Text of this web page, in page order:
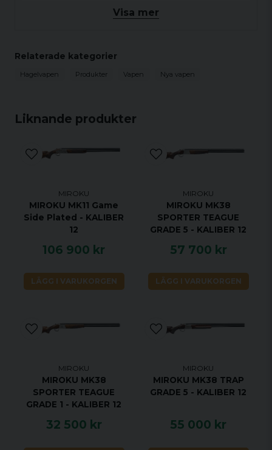
Liknande produkter
MIROKU
MIROKU MK11 Game
Side Plated - KALIBER
12
106 900 kr
LÄGG I VARUKORGEN
MIROKU
MIROKU MK38
SPORTER TEAGUE
GRADE 5 - KALIBER 12
57 700 kr
LÄGG I VARUKORGEN
MIROKU
MIROKU MK38
SPORTER TEAGUE
GRADE 1 - KALIBER 12
32 500 kr
MIROKU
MIROKU MK38 TRAP
GRADE 5 - KALIBER 12
55 000 kr
(Cyl)
Pip finish Blånad glansig finish
Action
Stål
Träkvalitet Amerikansk grade 2/3
Trä
Längd
Drop at
39 mm
heel
Vikt 3,5
vapenlås
Visa mer
Relaterade kategorier
Hagelvapen Produkter Vapen Nya vapen